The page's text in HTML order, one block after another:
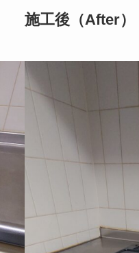
施工後（After）